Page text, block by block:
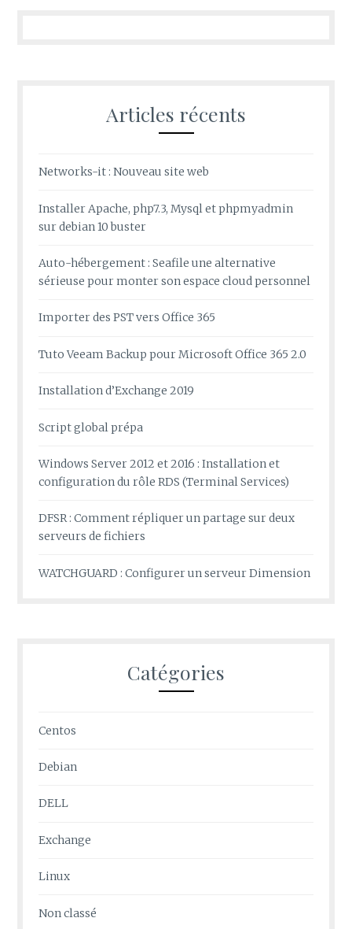
Articles récents
Networks-it : Nouveau site web
Installer Apache, php7.3, Mysql et phpmyadmin
sur debian 10 buster
Auto-hébergement : Seafile une alternative
sérieuse pour monter son espace cloud personnel
Importer des PST vers Office 365
Tuto Veeam Backup pour Microsoft Office 365 2.0
Installation d’Exchange 2019
Script global prépa
Windows Server 2012 et 2016 : Installation et
configuration du rôle RDS (Terminal Services)
DFSR : Comment répliquer un partage sur deux
serveurs de fichiers
WATCHGUARD : Configurer un serveur Dimension
Catégories
Centos
Debian
DELL
Exchange
Linux
Non classé